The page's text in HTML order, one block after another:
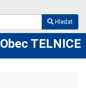
Hledat
Obec TELNICE